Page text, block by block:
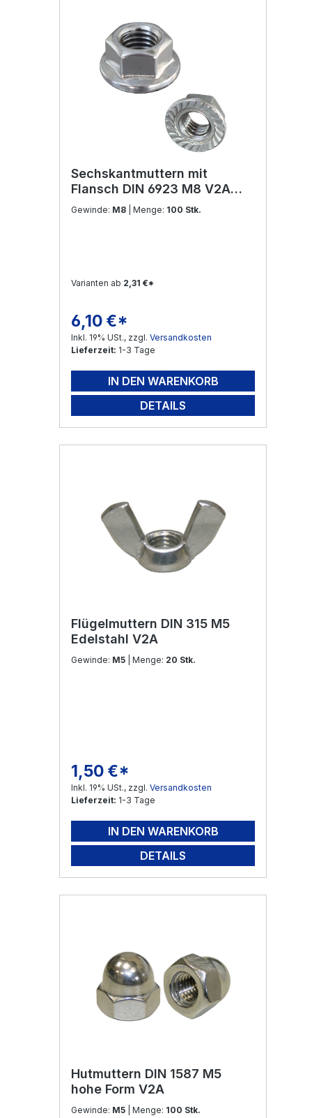
Sechskantmuttern mit
Flansch DIN 6923 M8 V2A
Edelstahl
Gewinde: M8 | Menge: 100 Stk.
Varianten ab 2,31 €*
Regulärer Preis:
6,10 €*
Inkl. 19% USt., zzgl. Versandkosten
Lieferzeit: 1-3 Tage
IN DEN WARENKORB
DETAILS
Flügelmuttern DIN 315 M5
Edelstahl V2A
Gewinde: M5 | Menge: 20 Stk.
Regulärer Preis:
1,50 €*
Inkl. 19% USt., zzgl. Versandkosten
Lieferzeit: 1-3 Tage
IN DEN WARENKORB
DETAILS
Hutmuttern DIN 1587 M5
hohe Form V2A
Gewinde: M5 | Menge: 100 Stk.